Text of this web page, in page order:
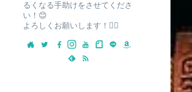
るくなる手助けをさせてくださ
い！😊
よろしくお願いします！🙇‍♂️